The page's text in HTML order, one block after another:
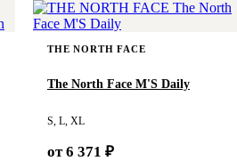
THE NORTH FACE
The North Face M'S Daily
S, L, XL
от 6 371 ₽